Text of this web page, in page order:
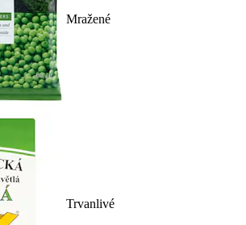
Mražené
Trvanlivé